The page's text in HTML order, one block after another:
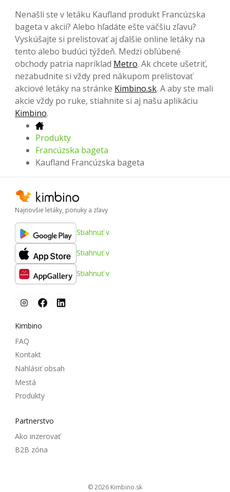
Nenašli ste v letáku Kaufland produkt Francúzska
bageta v akcii? Alebo hľadáte ešte väčšiu zľavu?
Vyskúšajte si prelistovať aj ďalšie online letáky na
tento alebo budúci týždeň. Medzi obľúbené
obchody patria napríklad Metro. Ak chcete ušetriť,
nezabudnite si vždy pred nákupom prelistovať
akciové letáky na stránke Kimbino.sk. A aby ste mali
akcie vždy po ruke, stiahnite si aj našu aplikáciu
Kimbino.
Produkty
Francúzska bageta
Kaufland Francúzska bageta
Najnovšie letáky, ponuky a zľavy
Stiahnuť v
Stiahnuť v
Stiahnuť v
Kimbino
FAQ
Kontakt
Nahlásiť obsah
Mestá
Produkty
Partnerstvo
Ako inzerovať
B2B zóna
© 2026 kimbino.sk